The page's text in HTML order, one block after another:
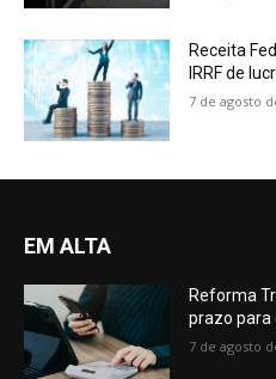
Receita
IRRF de
7 de agosto
EM ALTA
Reforma
prazo para
7 de agosto